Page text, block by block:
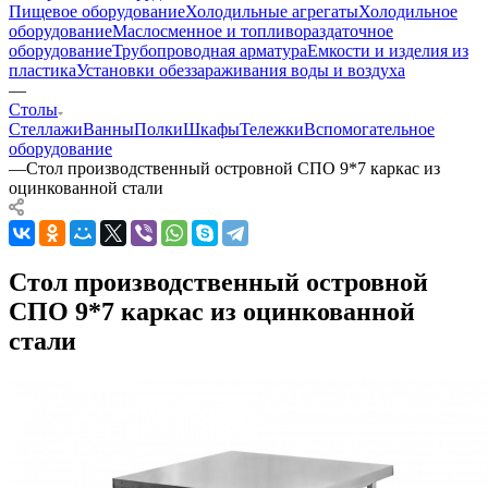
Пищевое оборудованиеХолодильные агрегатыХолодильное
оборудованиеМаслосменное и топливораздаточное
оборудованиеТрубопроводная арматураЕмкости и изделия из
пластикаУстановки обеззараживания воды и воздуха
—
Столы
СтеллажиВанныПолкиШкафыТележкиВспомогательное
оборудование
—Стол производственный островной СПО 9*7 каркас из
оцинкованной стали
Стол производственный островной
СПО 9*7 каркас из оцинкованной
стали